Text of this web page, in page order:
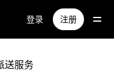
登录 注册
送服务